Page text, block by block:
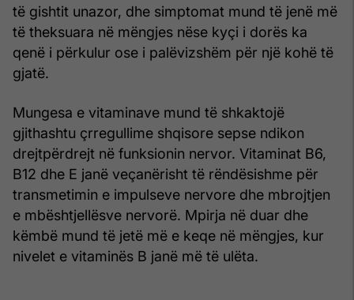
të gishtit unazor, dhe simptomat mund të jenë më
të theksuara në mëngjes nëse kyçi i dorës ka
qenë i përkulur ose i palëvizshëm për një kohë të
gjatë.
Mungesa e vitaminave mund të shkaktojë
gjithashtu çrregullime shqisore sepse ndikon
drejtpërdrejt në funksionin nervor. Vitaminat B6,
B12 dhe E janë veçanërisht të rëndësishme për
transmetimin e impulseve nervore dhe mbrojtjen
e mbështjellësve nervorë. Mpirja në duar dhe
këmbë mund të jetë më e keqe në mëngjes, kur
nivelet e vitaminës B janë më të ulëta.